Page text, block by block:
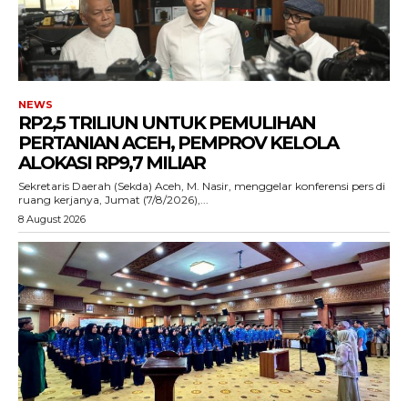
ACEHKINI.ID
Situs Berita Aceh Terkini
NEWS
RP2,5 TRILIUN UNTUK PEMULIHAN
PERTANIAN ACEH, PEMPROV KELOLA
ALOKASI RP9,7 MILIAR
‎Sekretaris Daerah (Sekda) Aceh, M. Nasir, menggelar konferensi pers di
ruang kerjanya, Jumat (7/8/2026),...
8 August 2026